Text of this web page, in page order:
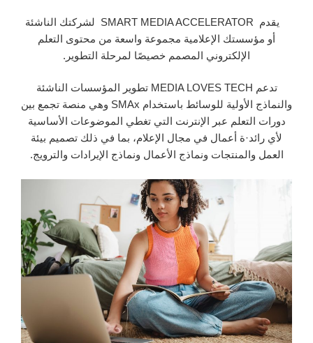
يقدم SMART MEDIA ACCELERATOR لشركتك الناشئة
أو مؤسستك الإعلامية مجموعة واسعة من محتوى التعلم
الإلكتروني المصمم خصيصًا لمرحلة التطوير.
تدعم MEDIA LOVES TECH تطوير المؤسسات الناشئة
والنماذج الأولية للوسائط باستخدام SMAx وهي منصة تجمع بين
دورات التعلم عبر الإنترنت التي تغطي الموضوعات الأساسية
لأي رائد·ة أعمال في مجال الإعلام، بما في ذلك تصميم بيئة
العمل والمنتجات ونماذج الأعمال ونماذج الإيرادات والترويج.